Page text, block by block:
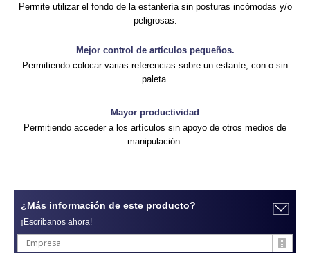
Permite utilizar el fondo de la estantería sin posturas incómodas y/o
peligrosas.
Mejor control de artículos pequeños.
Permitiendo colocar varias referencias sobre un estante, con o sin
paleta.
Mayor productividad
Permitiendo acceder a los artículos sin apoyo de otros medios de
manipulación.
¿Más información de este producto?
¡Escríbanos ahora!